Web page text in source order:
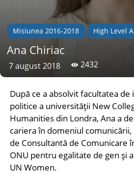
Misiunea 2016-2018 High Level
Ana Chiriac
7 august 2018 2432
După ce a absolvit facultatea
politice a universității New
Humanities din Londra, Ana a
cariera în domeniul
de Consultantă de Comunicare
ONU pentru egalitate de gen și
UN Women.